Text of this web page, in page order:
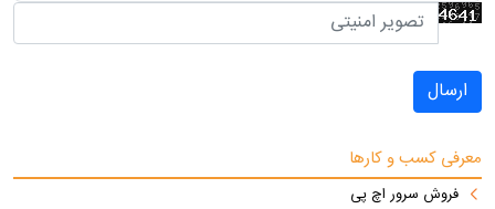
ارسال
معرفی کسب و کارها
فروش سرور اچ پی